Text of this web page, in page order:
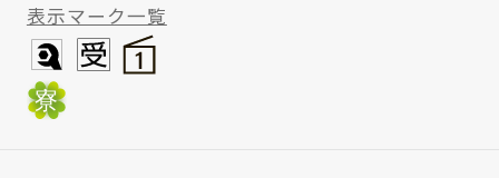
表示マーク一覧